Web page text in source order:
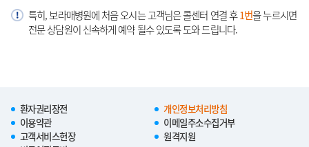
특히, 보라매병원에 처음 오시는 고객님은 콜센터 연결 후1번을 누르시면
전문 상담원이 신속하게 예약 될수 있도록 도와 드립니다.
환자권리장전
개인정보처리방침
이용약관
이메일주소수집거부
고객서비스헌장
원격지원